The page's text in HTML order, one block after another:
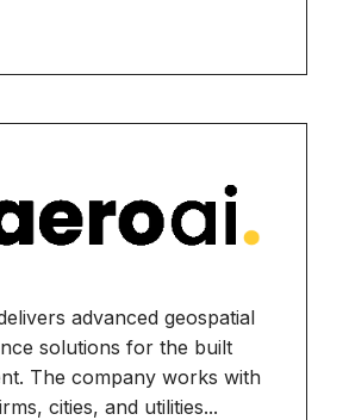
advanced geospatial
solutions for the built
The company works with
cities, and utilities...